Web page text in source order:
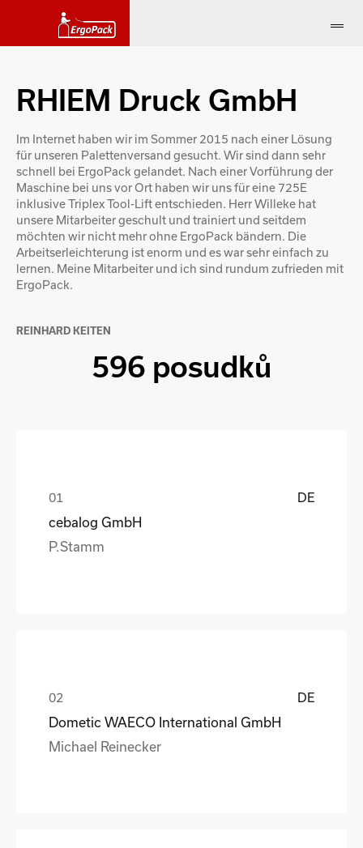
RHIEM Druck GmbH
Im Internet haben wir im Sommer 2015 nach einer Lösung
für unseren Palettenversand gesucht. Wir sind dann sehr
schnell bei ErgoPack gelandet. Nach einer Vorführung der
Maschine bei uns vor Ort haben wir uns für eine 725E
inklusive Triplex Tool-Lift entschieden. Herr Willeke hat
unsere Mitarbeiter geschult und trainiert und seitdem
möchten wir nicht mehr ohne ErgoPack bändern. Die
Arbeitserleichterung ist enorm und es war sehr einfach zu
lernen. Meine Mitarbeiter und ich sind rundum zufrieden mit
ErgoPack.
REINHARD KEITEN
596 posudků
DE
cebalog GmbH
P.Stamm
DE
Dometic WAECO International GmbH
Michael Reinecker